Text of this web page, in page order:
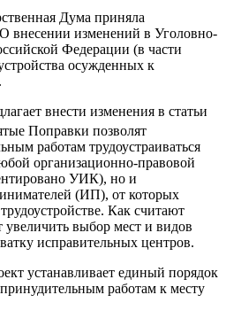
Дума приняла
О внесении изменений в Уголовно-
Федерации (в части
осужденных к
внести изменения в статьи
Поправки позволят
работам трудоустраиваться
организационно-правовой
УИК), но и
(ИП), от которых
Как считают
увеличить выбор мест и видов
исправительных центров.
устанавливает единый порядок
работам к месту